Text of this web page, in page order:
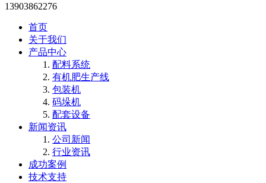
13903862276
首页
关于我们
产品中心
配料系统
有机肥生产线
包装机
码垛机
配套设备
新闻资讯
公司新闻
行业资讯
成功案例
技术支持